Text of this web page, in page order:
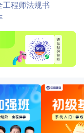
工程师法规书